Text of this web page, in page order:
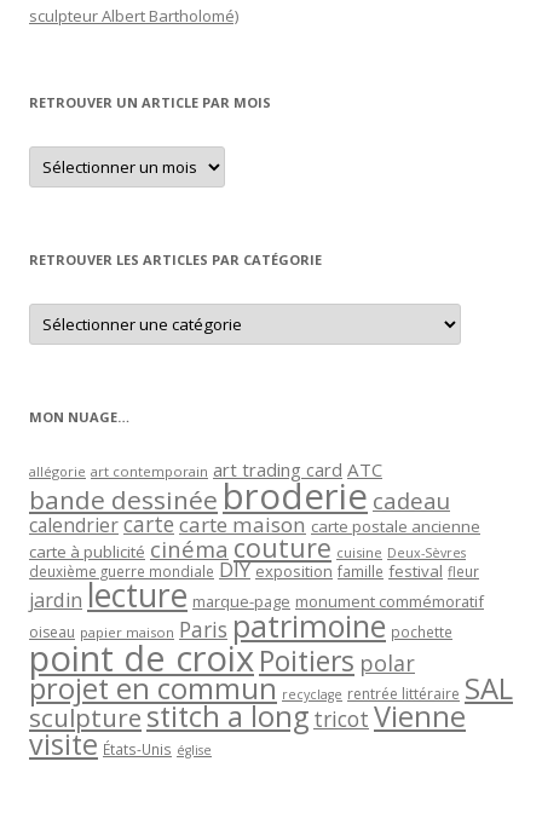
sculpteur Albert Bartholomé)
RETROUVER UN ARTICLE PAR MOIS
Retrouver
un
article
RETROUVER LES ARTICLES PAR CATÉGORIE
Retrouver
les
articles
MON NUAGE…
allégorie art contemporain art trading card ATC
bande dessinée broderie cadeau
calendriercartecarte maison carte postale ancienne
carte à publicité cinéma couture cuisine Deux-Sèvres
deuxième guerre mondiale DIY exposition famille festival fleur
jardin lecture marque-page monument commémoratif
oiseau papier maison Paris patrimoine pochette
point de croixPoitiers polar
projet en commun recyclage rentrée littéraire SAL
sculpturestitch a long tricot Vienne
visite États-Unis église